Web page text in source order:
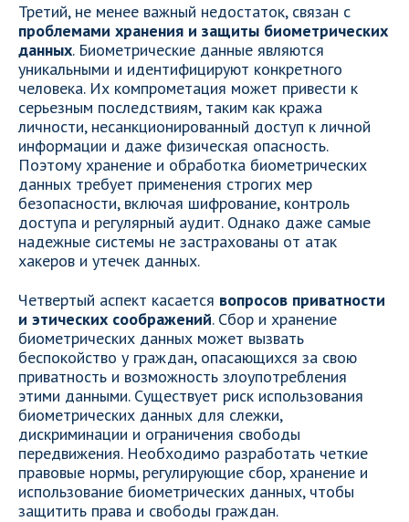
Третий, не менее важный недостаток, связан с
проблемами хранения и защиты биометрических
данных. Биометрические данные являются
уникальными и идентифицируют конкретного
человека. Их компрометация может привести к
серьезным последствиям, таким как кража
личности, несанкционированный доступ к личной
информации и даже физическая опасность.
Поэтому хранение и обработка биометрических
данных требует применения строгих мер
безопасности, включая шифрование, контроль
доступа и регулярный аудит. Однако даже самые
надежные системы не застрахованы от атак
хакеров и утечек данных.
Четвертый аспект касается вопросов приватности
и этических соображений. Сбор и хранение
биометрических данных может вызвать
беспокойство у граждан, опасающихся за свою
приватность и возможность злоупотребления
этими данными. Существует риск использования
биометрических данных для слежки,
дискриминации и ограничения свободы
передвижения. Необходимо разработать четкие
правовые нормы, регулирующие сбор, хранение и
использование биометрических данных, чтобы
защитить права и свободы граждан.